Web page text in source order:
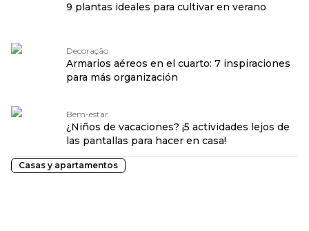
9 plantas ideales para cultivar en verano
Decoração
Armarios aéreos en el cuarto: 7 inspiraciones
para más organización
Bem-estar
¿Niños de vacaciones? ¡5 actividades lejos de
las pantallas para hacer en casa!
Casas y apartamentos